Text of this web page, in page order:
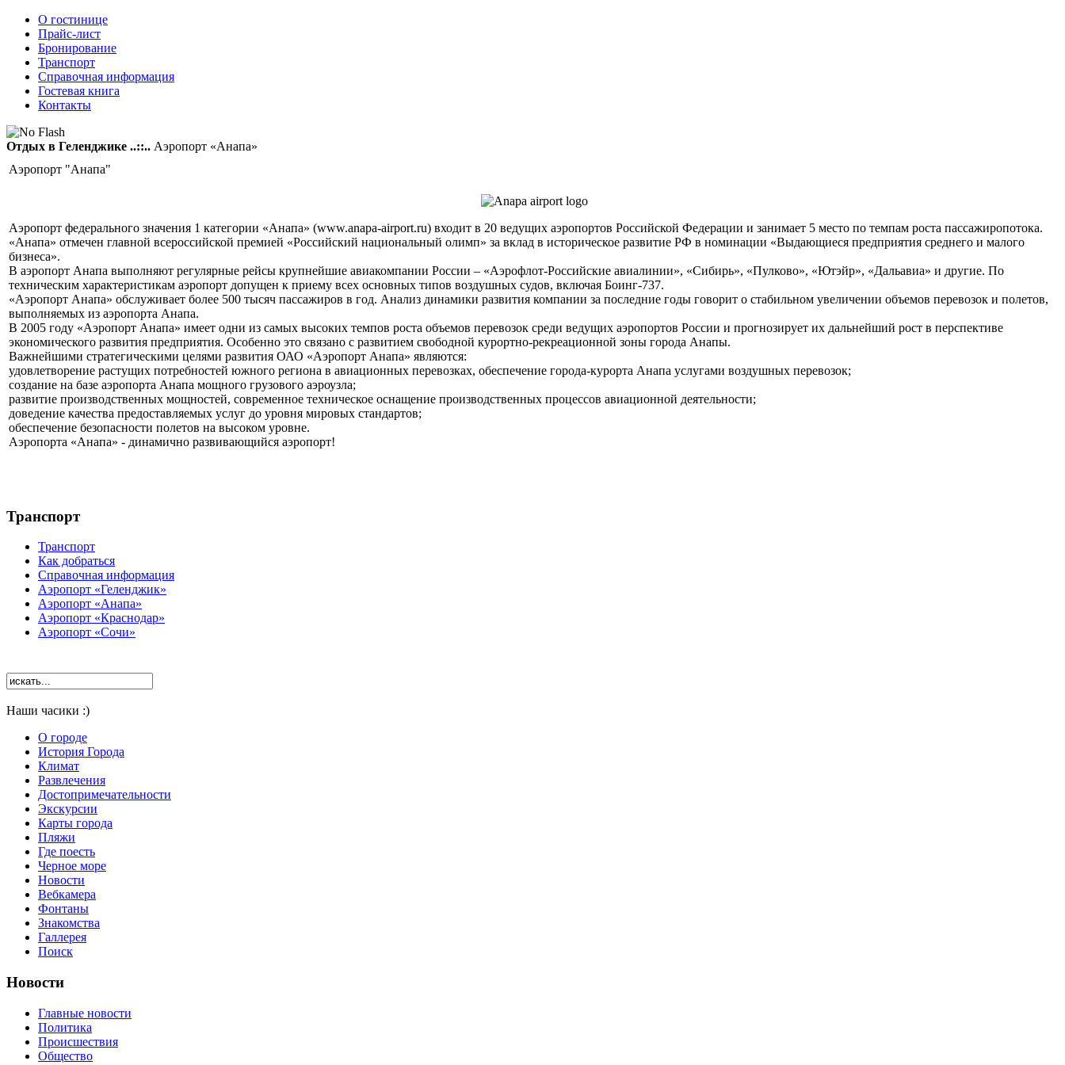
О гостинице
Прайс-лист
Бронирование
Транспорт
Справочная информация
Гостевая книга
Контакты
Отдых в Геленджике ..::.. Аэропорт «Анапа»
Аэропорт "Анапа"
Аэропорт федерального значения 1 категории «Анапа» (www.anapa-airport.ru) входит в 20 ведущих аэропортов Российской Федерации и занимает 5 место по темпам роста пассажиропотока.
«Анапа» отмечен главной всероссийской премией «Российский национальный олимп» за вклад в историческое развитие РФ в номинации «Выдающиеся предприятия среднего и малого
бизнеса».
В аэропорт Анапа выполняют регулярные рейсы крупнейшие авиакомпании России – «Аэрофлот-Российские авиалинии», «Сибирь», «Пулково», «Ютэйр», «Дальавиа» и другие. По
техническим характеристикам аэропорт допущен к приему всех основных типов воздушных судов, включая Боинг-737.
«Аэропорт Анапа» обслуживает более 500 тысяч пассажиров в год. Анализ динамики развития компании за последние годы говорит о стабильном увеличении объемов перевозок и полетов,
выполняемых из аэропорта Анапа.
В 2005 году «Аэропорт Анапа» имеет одни из самых высоких темпов роста объемов перевозок среди ведущих аэропортов России и прогнозирует их дальнейший рост в перспективе
экономического развития предприятия. Особенно это связано с развитием свободной курортно-рекреационной зоны города Анапы.
Важнейшими стратегическими целями развития ОАО «Аэропорт Анапа» являются:
удовлетворение растущих потребностей южного региона в авиационных перевозках, обеспечение города-курорта Анапа услугами воздушных перевозок;
создание на базе аэропорта Анапа мощного грузового аэроузла;
развитие производственных мощностей, современное техническое оснащение производственных процессов авиационной деятельности;
доведение качества предоставляемых услуг до уровня мировых стандартов;
обеспечение безопасности полетов на высоком уровне.
Аэропорта «Анапа» - динамично развивающийся аэропорт!
Транспорт
Транспорт
Как добраться
Справочная информация
Аэропорт «Геленджик»
Аэропорт «Анапа»
Аэропорт «Краснодар»
Аэропорт «Сочи»
Наши часики :)
О городе
История Города
Климат
Развлечения
Достопримечательности
Экскурсии
Карты города
Пляжи
Где поесть
Черное море
Новости
Вебкамера
Фонтаны
Знакомства
Галлерея
Поиск
Новости
Главные новости
Политика
Происшествия
Общество